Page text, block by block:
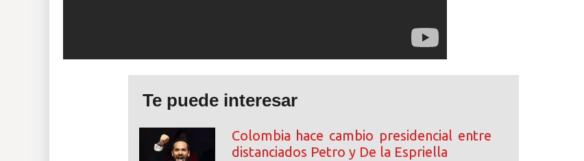
Te puede interesar
Colombia hace cambio presidencial entre
distanciados Petro y De la Espriella